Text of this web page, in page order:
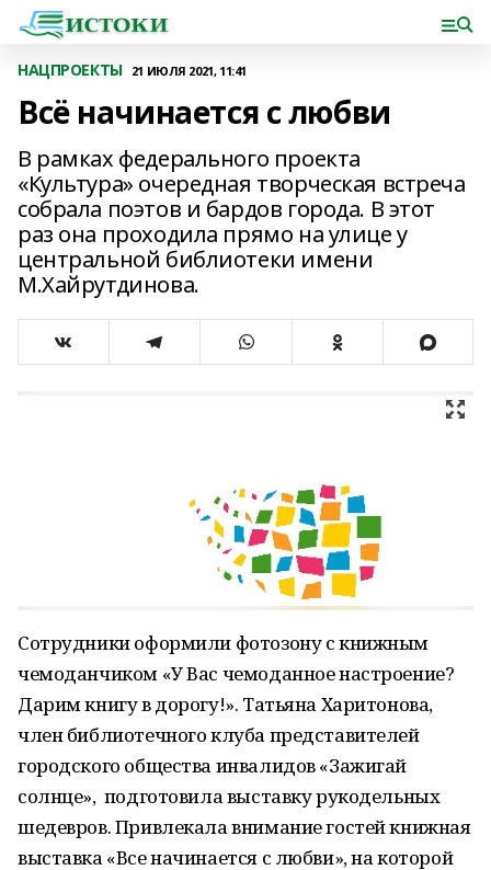
НАЦПРОЕКТЫ 21 ИЮЛЯ 2021, 11:41
Всё начинается с любви
В рамках федерального проекта
«Культура» очередная творческая встреча
собрала поэтов и бардов города. В этот
раз она проходила прямо на улице у
центральной библиотеки имени
М.Хайрутдинова.
Сотрудники оформили фотозону с книжным
чемоданчиком «У Вас чемоданное настроение?
Дарим книгу в дорогу!». Татьяна Харитонова,
член библиотечного клуба представителей
городского общества инвалидов «Зажигай
солнце», подготовила выставку рукодельных
шедевров. Привлекала внимание гостей книжная
выставка «Все начинается с любви», на которой